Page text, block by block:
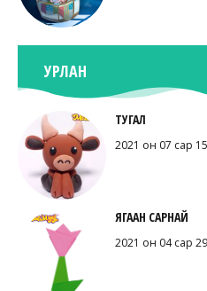
УРЛАН
ТУГАЛ
2021 он 07 сар 15
ЯГААН САРНАЙ
2021 он 04 сар 29